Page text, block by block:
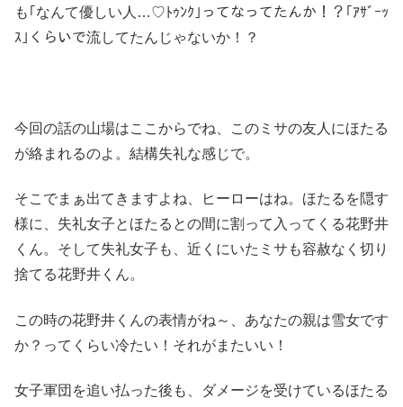
も｢なんて優しい人…♡ﾄｩﾝｸ｣ってなってたんか！？｢ｱｻﾞｰｯ
ｽ｣くらいで流してたんじゃないか！？
今回の話の山場はここからでね、このミサの友人にほたる
が絡まれるのよ。結構失礼な感じで。
そこでまぁ出てきますよね、ヒーローはね。ほたるを隠す
様に、失礼女子とほたるとの間に割って入ってくる花野井
くん。そして失礼女子も、近くにいたミサも容赦なく切り
捨てる花野井くん。
この時の花野井くんの表情がね～、あなたの親は雪女です
か？ってくらい冷たい！それがまたいい！
女子軍団を追い払った後も、ダメージを受けているほたる